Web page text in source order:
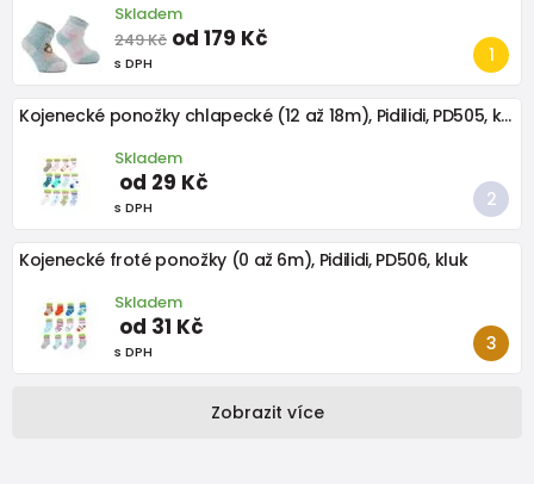
Skladem
249 Kč od 179 Kč
s DPH
Kojenecké ponožky chlapecké (12 až 18m), Pidilidi, PD505, kluk
Skladem
od 29 Kč
s DPH
Kojenecké froté ponožky (0 až 6m), Pidilidi, PD506, kluk
Skladem
od 31 Kč
s DPH
Zobrazit více